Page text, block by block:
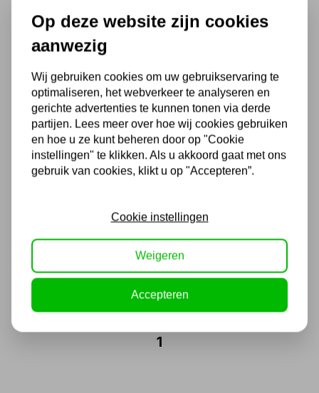
151,25
125,00 excl. BTW
Metaal vormstation MST320
193,60
160,00 excl. BTW
Niet uit voorraad leverbaar
72,60
60,00 excl. BTW
1
Op deze website zijn cookies
aanwezig
Wij gebruiken cookies om uw gebruikservaring te
optimaliseren, het webverkeer te analyseren en
gerichte advertenties te kunnen tonen via derde
partijen. Lees meer over hoe wij cookies gebruiken
en hoe u ze kunt beheren door op "Cookie
instellingen" te klikken. Als u akkoord gaat met ons
gebruik van cookies, klikt u op "Accepteren”.
Cookie instellingen
Weigeren
Accepteren